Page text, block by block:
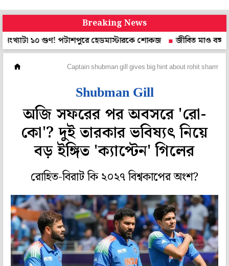
Breaking News
১০ গুণ! পটাশপুরে হেডমাস্টারকে শোকজ
জীবিত মাও বঙ্গ
Captain shubman gill gives big hint about rohit sharma
Shubman Gill
অজি সফরের পর অবসরে 'রো-
কো'? দুই তারকার ভবিষ্যৎ নিয়ে
বড় ইঙ্গিত 'ক্যাপ্টেন' গিলের
রোহিত-বিরাট কি ২০২৭ বিশ্বকাপের অংশ?